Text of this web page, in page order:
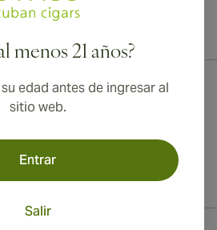
menos 21 años?
edad antes de ingresar al
sitio web.
Entrar
Salir